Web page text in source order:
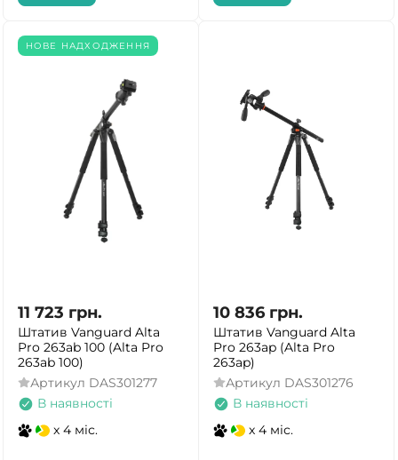
НОВЕ НАДХОДЖЕННЯ
11 723 грн.
Штатив Vanguard Alta
Pro 263ab 100 (Alta Pro
263ab 100)
Артикул DAS301277
В наявності
x 4 міс.
10 836 грн.
Штатив Vanguard Alta
Pro 263ap (Alta Pro
263ap)
Артикул DAS301276
В наявності
x 4 міс.